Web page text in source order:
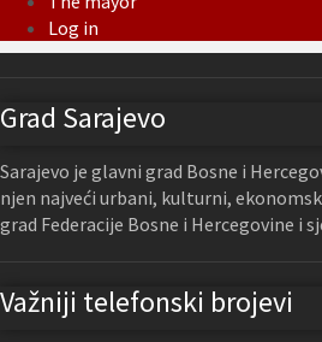
Log in
Grad Sarajevo
Sarajevo je glavni grad Bosne i
njen najveći urbani, kulturni,
grad Federacije Bosne i Hercegovine i
Važniji telefonski brojevi